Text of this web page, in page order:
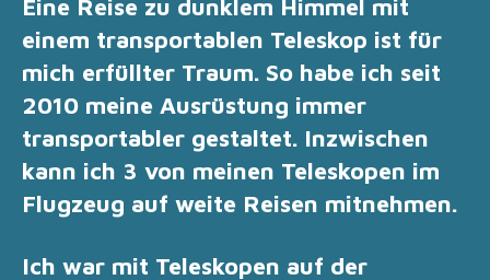
Eine Reise zu dunklem Himmel mit
einem transportablen Teleskop ist für
mich erfüllter Traum. So habe ich seit
2010 meine Ausrüstung immer
transportabler gestaltet. Inzwischen
kann ich 3 von meinen Teleskopen im
Flugzeug auf weite Reisen mitnehmen.
Ich war mit Teleskopen auf der